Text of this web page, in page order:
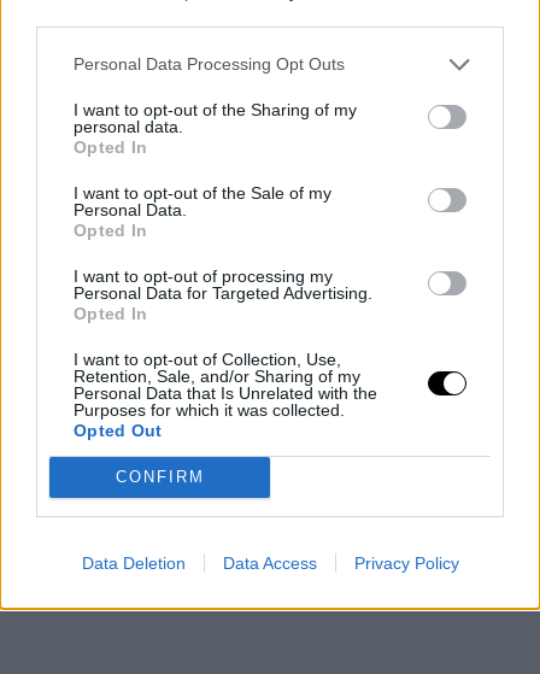
Personal Data Processing Opt Outs
I want to opt-out of the Sharing of my
personal data.
Opted In
I want to opt-out of the Sale of my
Personal Data.
Opted In
I want to opt-out of processing my
Personal Data for Targeted Advertising.
Opted In
I want to opt-out of Collection, Use,
Retention, Sale, and/or Sharing of my
Personal Data that Is Unrelated with the
Purposes for which it was collected.
Opted Out
CONFIRM
Data Deletion Data Access Privacy Policy
Το A Quiet Place: Day One έχει προγραμματιστεί να κάνει
πρεμιέρα στο Tribeca Festival στις 26 Ιουνίου 2024 και να
Pictures στις 28 Ιουνίου 2024.